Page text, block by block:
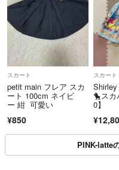
スカート
petit main フレア スカ
ート 100cm ネイビ
ー 紺 可愛い
¥850
スカート
Shirley
🐤スカ
0】
PINK-latte